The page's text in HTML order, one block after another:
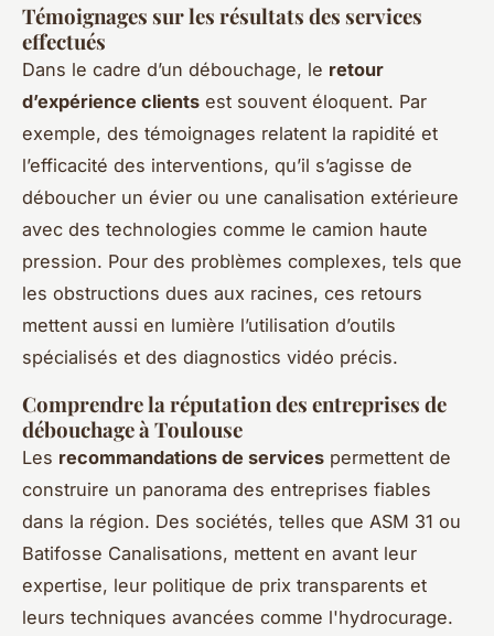
Témoignages sur les résultats des services
effectués
Dans le cadre d’un débouchage, le retour
d’expérience clients est souvent éloquent. Par
exemple, des témoignages relatent la rapidité et
l’efficacité des interventions, qu’il s’agisse de
déboucher un évier ou une canalisation extérieure
avec des technologies comme le camion haute
pression. Pour des problèmes complexes, tels que
les obstructions dues aux racines, ces retours
mettent aussi en lumière l’utilisation d’outils
spécialisés et des diagnostics vidéo précis.
Comprendre la réputation des entreprises de
débouchage à Toulouse
Les recommandations de services permettent de
construire un panorama des entreprises fiables
dans la région. Des sociétés, telles que ASM 31 ou
Batifosse Canalisations, mettent en avant leur
expertise, leur politique de prix transparents et
leurs techniques avancées comme l'hydrocurage.